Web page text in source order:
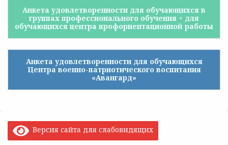
Анкета удовлетворенности для обучающихся в
группах профессионального обучения + для
обучающихся центра профориентационной работы
Анкета удовлетворенности для обучающихся
Центра военно-патриотического воспитания
«Авангард»
Версия сайта для слабовидящих